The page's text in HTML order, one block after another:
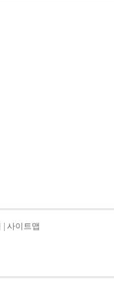
사이트맵